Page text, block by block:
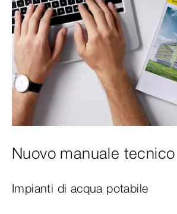
Nuovo manuale tecnico
Impianti di acqua potabile